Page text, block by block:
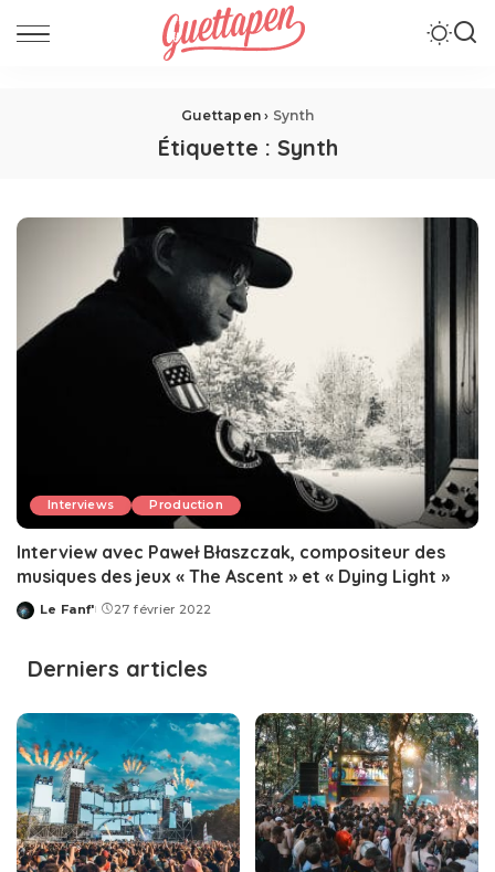
Guettapen › Synth
Étiquette : Synth
Interviews Production
Interview avec ‎Paweł Błaszczak, compositeur des
musiques des jeux « The Ascent » et « Dying Light »
Posted
Le Fanf' 27 février 2022
Derniers articles